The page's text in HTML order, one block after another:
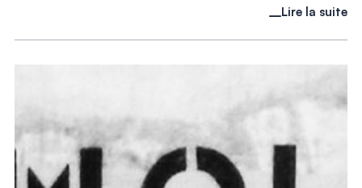
Lire la suite